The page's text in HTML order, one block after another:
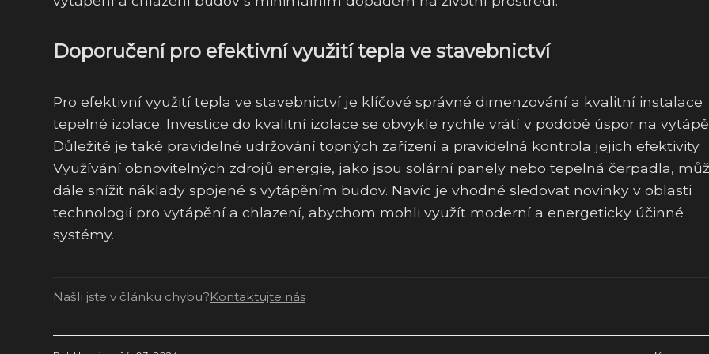
Doporučení pro efektivní využití tepla ve stavebnictví
Pro efektivní využití tepla ve stavebnictví je klíčové správné dimenzování a kvalitní instalace
tepelné izolace. Investice do kvalitní izolace se obvykle rychle vrátí v podobě úspor na
Důležité je také pravidelné udržování topných zařízení a pravidelná kontrola jejich efektivity.
Využívání obnovitelných zdrojů energie, jako jsou solární panely nebo tepelná čerpadla,
dále snížit náklady spojené s vytápěním budov. Navíc je vhodné sledovat novinky v oblasti
technologií pro vytápění a chlazení, abychom mohli využít moderní a energeticky účinné
systémy.
Našli jste v článku chybu?Kontaktujte nás